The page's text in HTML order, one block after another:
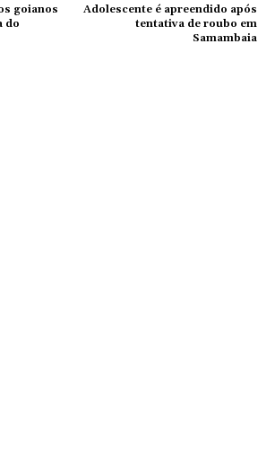
goianos
do
Adolescente é apreendido após
tentativa de roubo em
Samambaia